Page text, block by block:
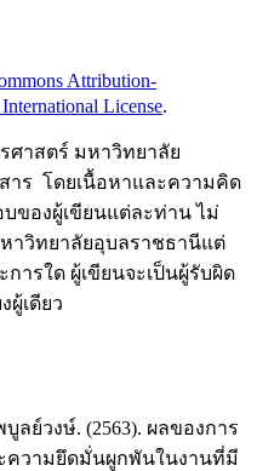
Attribution-
License.
ศาสตร์ มหาวิทยาลัย
าร โดยเนื้อหาและความคิด
ของผู้เขียนแต่ละท่าน ไม่
าวิทยาลัยอุบลราชธานีแต่
ารใด ผู้เขียนจะเป็นผู้รับผิด
ผู้เดียว
ย์วงษ์. (2563). ผลของการ
ความยึดมั่นผูกพันในงานที่มี